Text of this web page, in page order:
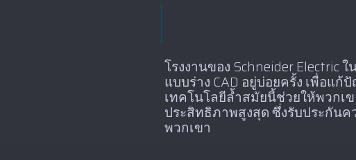
โรงงานของ Schneider Electric
แบบร่าง CAD อยู่บ่อยครั้ง เพื่อแ
เทคโนโลยีล้ำสมัยนี้ช่วยให้พวกเ
ประสิทธิภาพสูงสุด ซึ่งรับประกัน
พวกเขา